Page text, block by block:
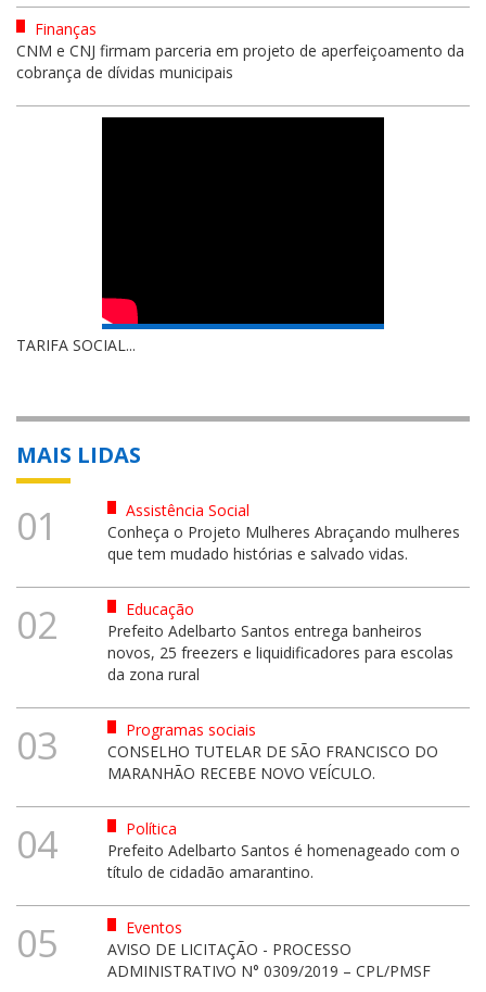
Finanças
CNM e CNJ firmam parceria em projeto de aperfeiçoamento da
cobrança de dívidas municipais
TARIFA SOCIAL...
MAIS LIDAS
01
Assistência Social
Conheça o Projeto Mulheres Abraçando mulheres
que tem mudado histórias e salvado vidas.
02
Educação
Prefeito Adelbarto Santos entrega banheiros
novos, 25 freezers e liquidificadores para escolas
da zona rural
03
Programas sociais
CONSELHO TUTELAR DE SÃO FRANCISCO DO
MARANHÃO RECEBE NOVO VEÍCULO.
04
Política
Prefeito Adelbarto Santos é homenageado com o
título de cidadão amarantino.
05
Eventos
AVISO DE LICITAÇÃO - PROCESSO
ADMINISTRATIVO N° 0309/2019 – CPL/PMSF